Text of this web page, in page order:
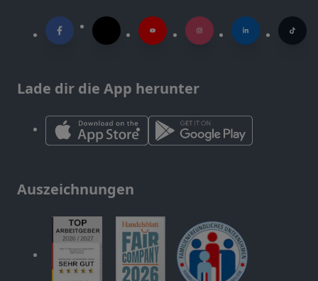
Lade dir die App herunter
Auszeichnungen